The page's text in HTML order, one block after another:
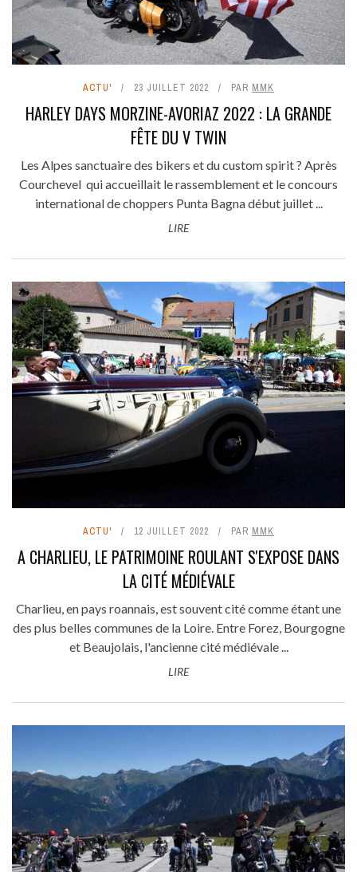
ACTU' 23 JUILLET 2022 PAR MMK
HARLEY DAYS MORZINE-AVORIAZ 2022 : LA GRANDE
FÊTE DU V TWIN
Les Alpes sanctuaire des bikers et du custom spirit ? Après
Courchevel qui accueillait le rassemblement et le concours
international de choppers Punta Bagna début juillet ...
LIRE
ACTU' 12 JUILLET 2022 PAR MMK
A CHARLIEU, LE PATRIMOINE ROULANT S'EXPOSE DANS
LA CITÉ MÉDIÉVALE
Charlieu, en pays roannais, est souvent cité comme étant une
des plus belles communes de la Loire. Entre Forez, Bourgogne
et Beaujolais, l'ancienne cité médiévale ...
LIRE